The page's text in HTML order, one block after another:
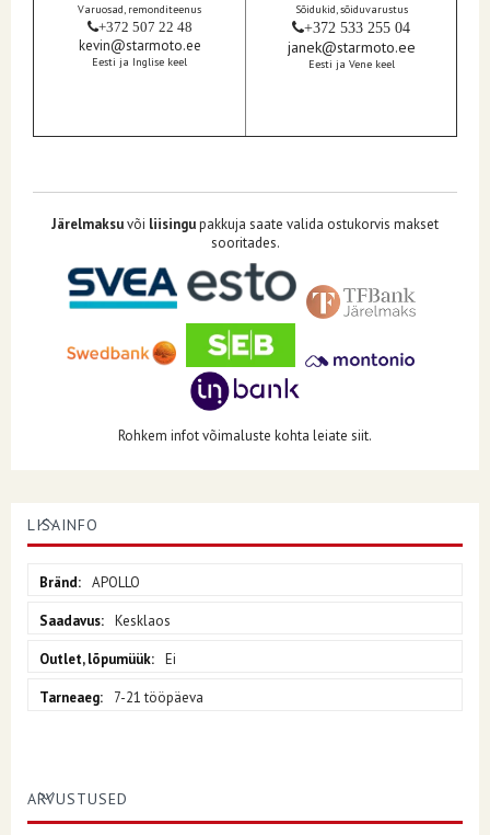
Varuosad, remonditeenus
+372 507 22 48
kevin@starmoto.ee
Eesti ja Inglise keel
Sõidukid, sõiduvarustus
+372 533 255 04
janek@starmoto.ee
Eesti ja Vene keel
Järelmaksuvõi liisingupakkuja saate valida ostukorvis makset
sooritades.
Rohkem infot võimaluste kohta leiate siit.
LISAINFO
APOLLO
Kesklaos
Ei
7-21 tööpäeva
ARVUSTUSED